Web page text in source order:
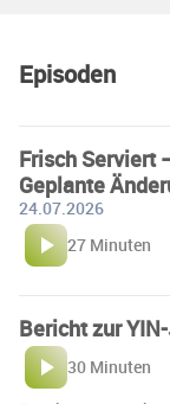
Episoden
Frisch Serviert
Geplante
24.07.2026
27 Minuten
Bericht zur
30 Minuten